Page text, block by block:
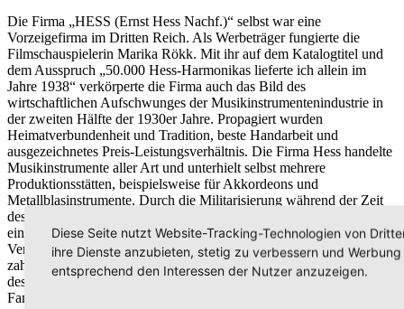
Die Firma „HESS (Ernst Hess Nachf.)“ selbst war eine
Vorzeigefirma im Dritten Reich. Als Werbeträger fungierte die
Filmschauspielerin Marika Rökk. Mit ihr auf dem Katalogtitel und
dem Ausspruch „50.000 Hess-Harmonikas lieferte ich allein im
Jahre 1938“ verkörperte die Firma auch das Bild des
wirtschaftlichen Aufschwunges der Musikinstrumentenindustrie in
der zweiten Hälfte der 1930er Jahre. Propagiert wurden
Heimatverbundenheit und Tradition, beste Handarbeit und
ausgezeichnetes Preis-Leistungsverhältnis. Die Firma Hess handelte
Musikinstrumente aller Art und unterhielt selbst mehrere
Produktionsstätten, beispielsweise für Akkordeons und
Metallblasinstrumente. Durch die Militarisierung während der Zeit
des Nationalsozialismus erfuhr gerade die Produktion von letzteren
eine wahre Blütezeit. Die Instrumente wurden mit ihrem Klang zu
Verführern im Sinne der braunen Ideologien. Den hohen Preis aber
zahlten die Verführten. Auch 75 Jahre nach Kriegsende ist das Grab
des Soldaten aus Klingenthal immer noch nicht gefunden, die
Familie sucht bis heute danach.(XB)
Diese Seite nutzt Website-Tracking-Technologien von
ihre Dienste anzubieten, stetig zu verbessern und Werbung
entsprechend den Interessen der Nutzer anzuzeigen.